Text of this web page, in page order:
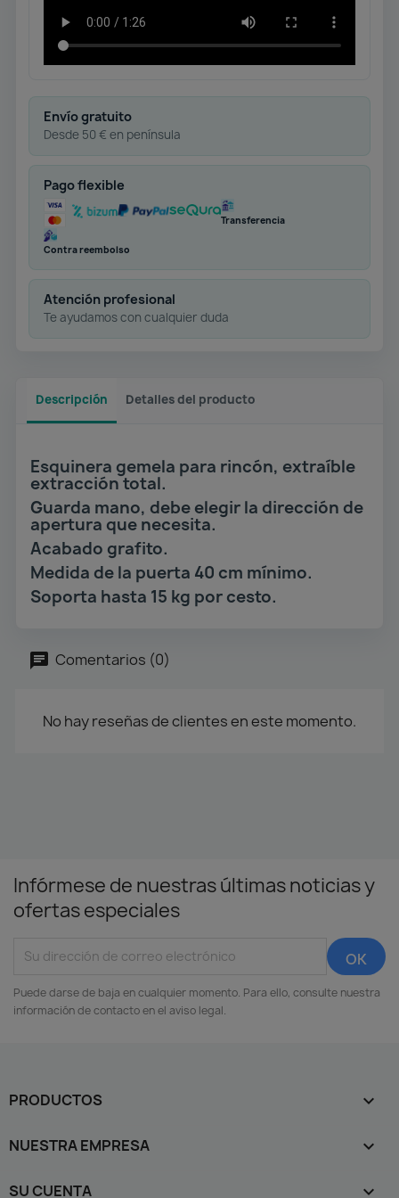
Envío gratuito
Desde 50 € en península
Pago flexible
Transferencia
Contra reembolso
Atención profesional
Te ayudamos con cualquier duda
Descripción Detalles del producto
Esquinera gemela para rincón, extraíble
extracción total.
Guarda mano, debe elegir la dirección de
apertura que necesita.
Acabado grafito.
Medida de la puerta 40 cm mínimo.
Soporta hasta 15 kg por cesto.
Comentarios (0)
No hay reseñas de clientes en este momento.
Infórmese de nuestras últimas noticias y
ofertas especiales
Puede darse de baja en cualquier momento. Para ello, consulte nuestra
información de contacto en el aviso legal.
PRODUCTOS 
NUESTRA EMPRESA 
SU CUENTA 